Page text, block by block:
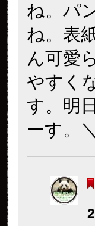
ね。パ
ね。表
ん可愛
やすく
す。明
ーす。